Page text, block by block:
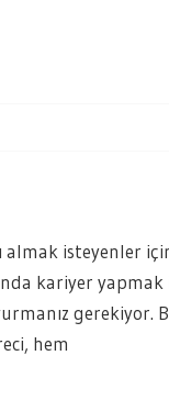
almak isteyenler
kariyer
gerekiyor.
hem